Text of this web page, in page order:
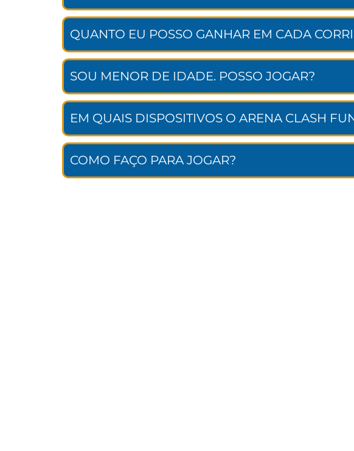
QUANTO EU POSSO GANHAR EM CADA
SOU MENOR DE IDADE. POSSO JOGAR?
EM QUAIS DISPOSITIVOS O ARENA CLASH
COMO FAÇO PARA JOGAR?